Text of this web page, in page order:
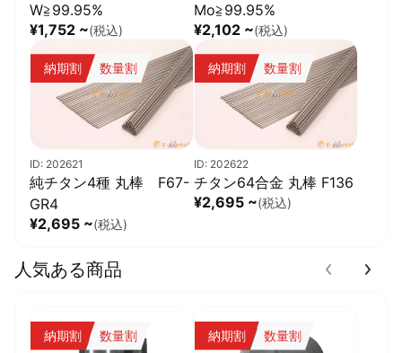
W≧99.95%
¥1,752 ~(税込)
Mo≧99.95%
¥2,102 ~(税込)
納期割 数量割
ID: 202621
純チタン4種 丸棒 F67-
GR4
¥2,695 ~(税込)
納期割 数量割
ID: 202622
チタン64合金 丸棒 F136
¥2,695 ~(税込)
人気ある商品
納期割 数量割 納期割 数量割